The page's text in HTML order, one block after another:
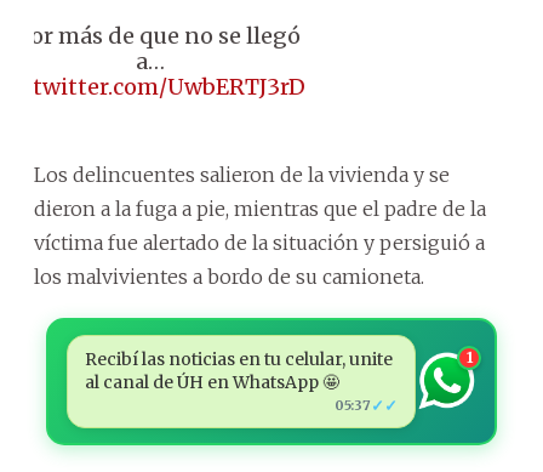
♦️ Por más de que no se llegó
a…
UwbERTJ3rD
Los delincuentes salieron de la vivienda y se
dieron a la fuga a pie, mientras que el padre de la
víctima fue alertado de la situación y persiguió a
los malvivientes a bordo de su camioneta.
Recibí las noticias en tu celular, unite
al canal de ÚH en WhatsApp 🤩
05:37 ✓✓
1